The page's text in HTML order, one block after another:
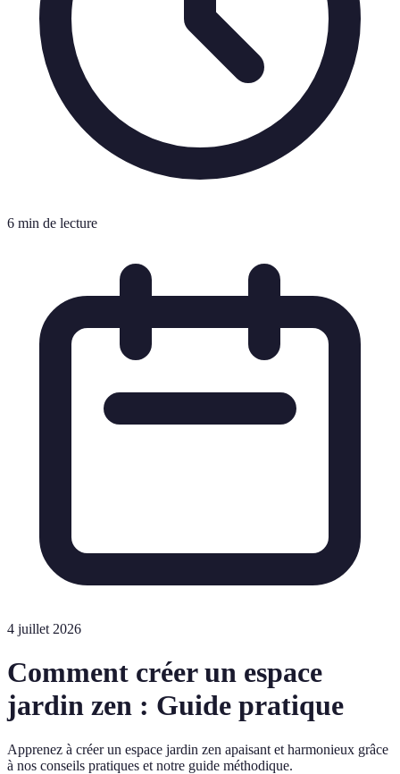
6 min de lecture
4 juillet 2026
Comment créer un espace
jardin zen : Guide pratique
Apprenez à créer un espace jardin zen apaisant et harmonieux grâce
à nos conseils pratiques et notre guide méthodique.